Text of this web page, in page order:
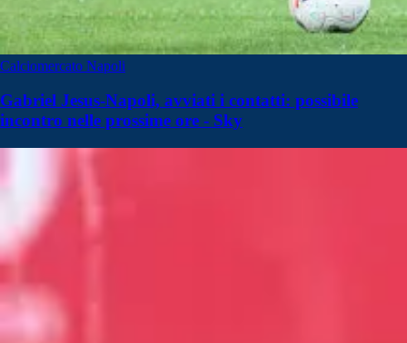
Calciomercato Napoli
Gabriel Jesus-Napoli, avviati i contatti: possibile
incontro nelle prossime ore - Sky